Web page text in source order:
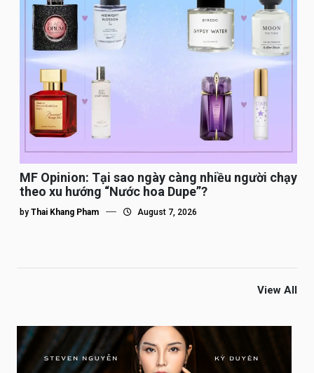
MF Opinion: Tại sao ngày càng nhiều người chạy
theo xu hướng “Nước hoa Dupe”?
by Thai Khang Pham August 7, 2026
View All